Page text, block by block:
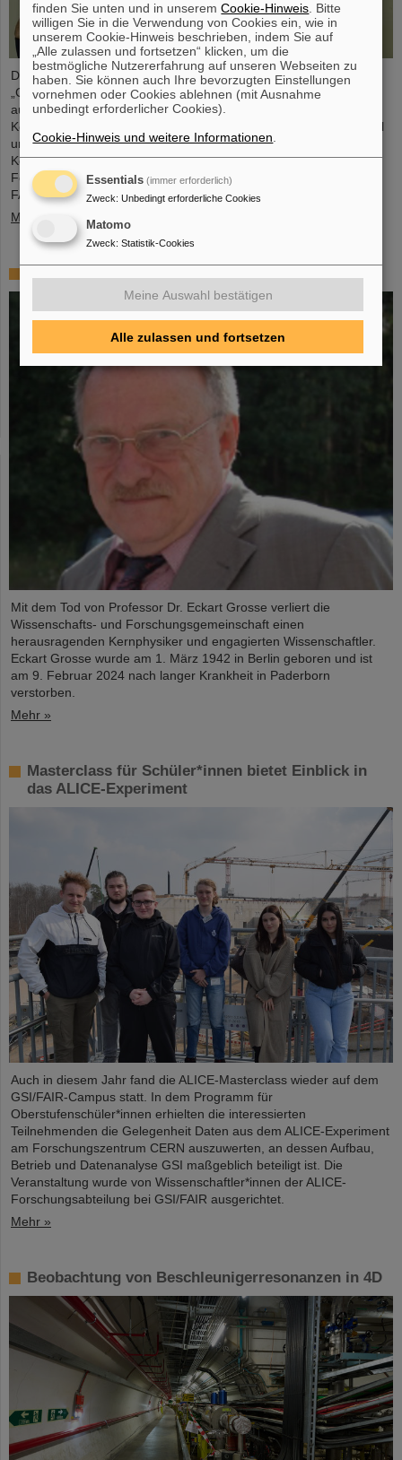
Die CBM-Kollaboration hat zwei Nachwuchsforschende mit dem
„CBM Best Thesis Award“ für herausragende Promotionsarbeiten
ausgezeichnet. Die Preise wurden während des CBM-
Kollaborationsmeetings verliehen und gingen an Dr. Vikas Singhal
und Dr. Marcel Bajdel. Das CBM-Experiment für komprimierte
Kernmaterie (Compressed Baryonic Matter) ist eine der zentralen
Forschungssäulen des internationalen Beschleunigerzentrums
FAIR, das derzeit bei GSI entsteht.
Mehr »
Mit dem Tod von Professor Dr. Eckart Grosse verliert die
Wissenschafts- und Forschungsgemeinschaft einen
herausragenden Kernphysiker und engagierten Wissenschaftler.
Eckart Grosse wurde am 1. März 1942 in Berlin geboren und ist
am 9. Februar 2024 nach langer Krankheit in Paderborn
verstorben.
Mehr »
Masterclass für Schüler*innen bietet Einblick in
das ALICE-Experiment
Auch in diesem Jahr fand die ALICE-Masterclass wieder auf dem
GSI/FAIR-Campus statt. In dem Programm für
Oberstufenschüler*innen erhielten die interessierten
Teilnehmenden die Gelegenheit Daten aus dem ALICE-Experiment
am Forschungszentrum CERN auszuwerten, an dessen Aufbau,
Betrieb und Datenanalyse GSI maßgeblich beteiligt ist. Die
Veranstaltung wurde von Wissenschaftler*innen der ALICE-
Forschungsabteilung bei GSI/FAIR ausgerichtet.
Mehr »
Beobachtung von Beschleunigerresonanzen in 4D
finden Sie unten und in unseremCookie-Hinweis . Bitte
willigen Sie in die Verwendung von Cookies ein, wie in
unserem Cookie-Hinweis beschrieben, indem Sie auf
„Alle zulassen und fortsetzen“ klicken, um die
bestmögliche Nutzererfahrung auf unseren Webseiten zu
haben. Sie können auch Ihre bevorzugten Einstellungen
vornehmen oder Cookies ablehnen (mit Ausnahme
unbedingt erforderlicher Cookies).
Cookie-Hinweis und weitere Informationen
Essentials (immer erforderlich)
Zweck: Unbedingt erforderliche Cookies
Matomo
Zweck: Statistik-Cookies
Meine Auswahl bestätigen
Alle zulassen und fortsetzen